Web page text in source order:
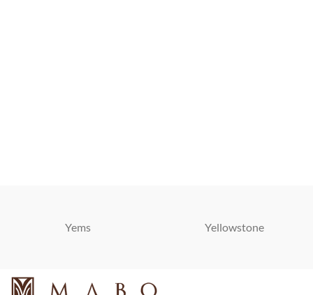
Yems Yellowstone